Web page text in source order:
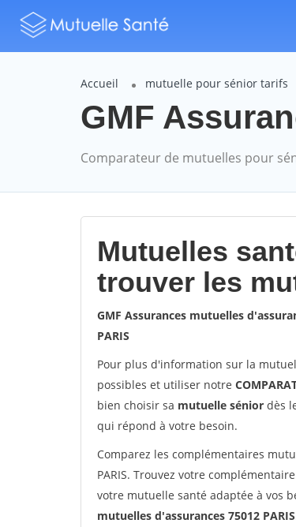
Accueil mutuelle pour sénior tarifs
GMF
Comparateur de mutuelles pour
Mutuelles
trouver les
GMF Assurances mutuelles
PARIS
Pour plus d'information sur la
possibles et utiliser notre
bien choisir sa mutuelle sénior dès
qui répond à votre besoin.
Comparez les complémentaires
PARIS. Trouvez votre
votre mutuelle santé adaptée à vos
mutuelles d'assurances 75012 PARIS